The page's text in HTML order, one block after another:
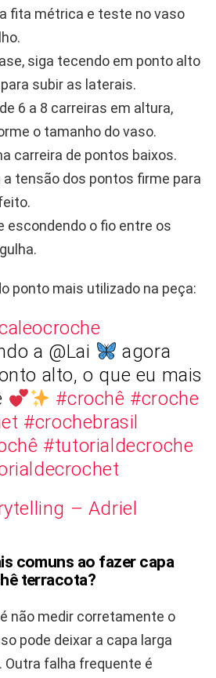
fita métrica e teste no vaso
siga tecendo em ponto alto
subir as laterais.
6 a 8 carreiras em altura,
o tamanho do vaso.
carreira de pontos baixos.
tensão dos pontos firme para
escondendo o fio entre os
ponto mais utilizado na peça:
a @Lai
agora
alto, o que eu mais
#crochê #croche
#crochebrasil
#tutorialdecroche
– Adriel
comuns ao fazer capa
terracota?
não medir corretamente o
pode deixar a capa larga
Outra falha frequente é